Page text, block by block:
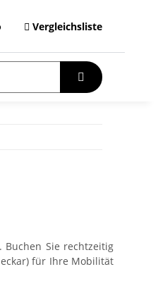
Vergleichsliste
Buchen Sie rechtzeitig
für Ihre Mobilität